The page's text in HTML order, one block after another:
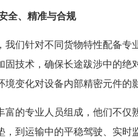
全、精准与合规
我们针对不同货物特性配备
固技术，确保长途跋涉中的
变化对设备内部精密元件的
富的专业人员组成，他们不
，到运输中的平稳驾驶、实时